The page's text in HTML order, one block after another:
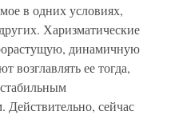
в одних условиях,
Харизматические
динамичную
возглавлять ее тогда,
сейчас